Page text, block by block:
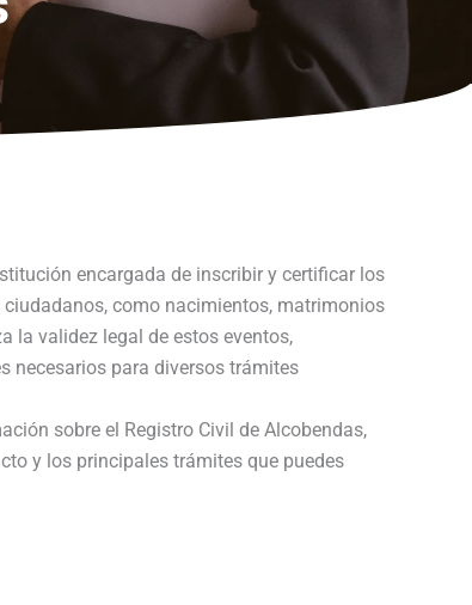
encargada de inscribir y certificar los
como nacimientos, matrimonios
la validez legal de estos eventos,
necesarios para diversos trámites
sobre el Registro Civil de Alcobendas,
y los principales trámites que puedes